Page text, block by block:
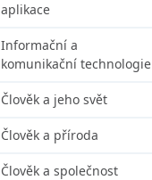
aplikace
Informační a
komunikační technologie
Člověk a jeho svět
Člověk a příroda
Člověk a společnost